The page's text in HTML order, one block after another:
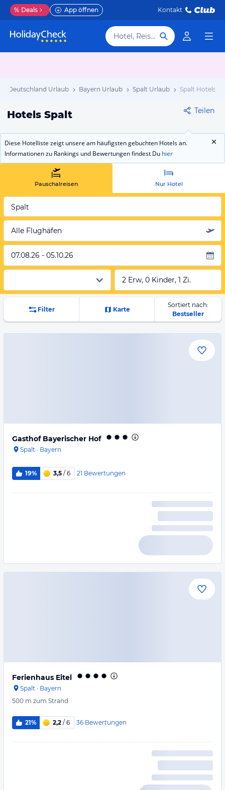
% Deals App öffnen Kontakt
Hotel, Reiseziel
Deutschland Urlaub Bayern Urlaub Spalt Urlaub Spalt Hotels
Hotels Spalt Teilen
Diese Hotelliste zeigt unsere am häufigsten gebuchten Hotels an.
Informationen zu Rankings und Bewertungen findest Du hier
Pauschalreisen Nur Hotel
Spalt
Alle Flughäfen
07.08.26 - 05.10.26
2 Erw, 0 Kinder, 1 Zi.
Filter Karte
Sortiert nach:
Bestseller
Gasthof Bayerischer Hof
Spalt · Bayern
19% 3,5 / 6 21 Bewertungen
Ferienhaus Eitel
Spalt · Bayern
500 m zum Strand
21% 2,2 / 6 36 Bewertungen